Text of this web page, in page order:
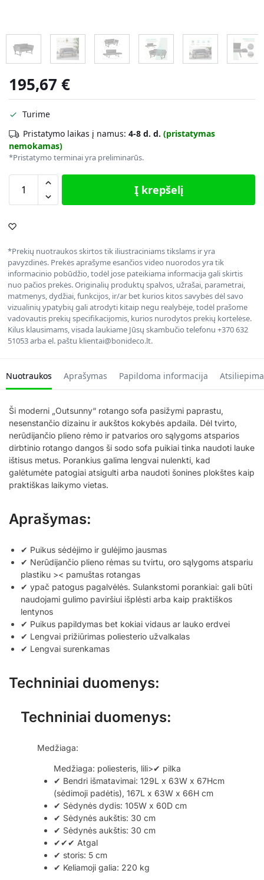
195,67 €
Turime
Pristatymo laikas į namus: 4-8 d. d. (pristatymas
nemokamas)
*Pristatymo terminai yra preliminarūs.
Į krepšelį
*Prekių nuotraukos skirtos tik iliustraciniams tikslams ir yra
pavyzdinės. Prekės aprašyme esančios video nuorodos yra tik
informacinio pobūdžio, todėl jose pateikiama informacija gali skirtis
nuo pačios prekės. Originalių produktų spalvos, užrašai, parametrai,
matmenys, dydžiai, funkcijos, ir/ar bet kurios kitos savybės dėl savo
vizualinių ypatybių gali atrodyti kitaip negu realybėje, todėl prašome
vadovautis prekių specifikacijomis, kurios nurodytos prekių kortelėse.
Kilus klausimams, visada laukiame Jūsų skambučio telefonu +370 632
51053 arba el. paštu klientai@bonideco.lt.
Nuotraukos Aprašymas Papildoma informacija
Ši moderni „Outsunny“ rotango sofa pasižymi paprastu,
nesenstančio dizainu ir aukštos kokybės apdaila. Dėl tvirto,
nerūdijančio plieno rėmo ir patvarios oro sąlygoms atsparios
dirbtinio rotango dangos ši sodo sofa puikiai tinka naudoti lauke
ištisus metus. Porankius galima lengvai nulenkti, kad
galėtumėte patogiai atsigulti arba naudoti šonines plokštes kaip
praktiškas laikymo vietas.
Aprašymas:
✔ Puikus sėdėjimo ir gulėjimo jausmas
✔ Nerūdijančio plieno rėmas su tvirtu, oro sąlygoms atspariu
plastiku >< pamuštas rotangas
✔ ypač patogus pagalvėlės. Sulankstomi porankiai: gali būti
naudojami gulimo paviršiui išplėsti arba kaip praktiškos
lentynos
✔ Puikus papildymas bet kokiai vidaus ar lauko erdvei
✔ Lengvai prižiūrimas poliesterio užvalkalas
✔ Lengvai surenkamas
Techniniai duomenys:
Techniniai duomenys:
Medžiaga:
Medžiaga: poliesteris, lili>✔ pilka
✔ Bendri išmatavimai: 129L x 63W x 67Hcm
(sėdimoji padėtis), 167L x 63W x 66H cm
✔ Sėdynės dydis: 105W x 60D cm
✔ Sėdynės aukštis: 30 cm
✔ Sėdynės aukštis: 30 cm
✔✔✔ Atgal
✔ storis: 5 cm
✔ Keliamoji galia: 220 kg